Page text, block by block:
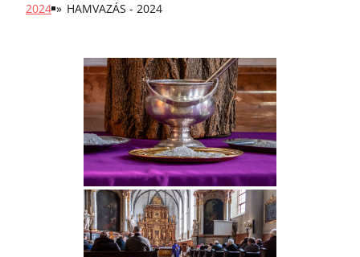
2024 » HAMVAZÁS - 2024